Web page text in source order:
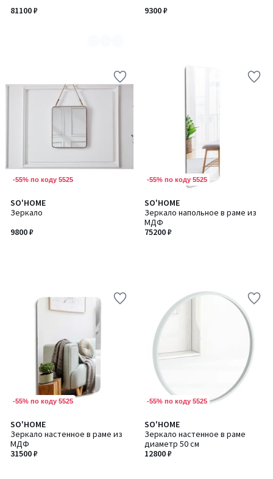
81100 ₽
3
9300 ₽
-55% по коду 5525
SO'HOME
Зеркало
9800 ₽
-55% по коду 5525
SO'HOME
Зеркало напольное в раме из
МДФ
75200 ₽
-55% по коду 5525
SO'HOME
Зеркало настенное в раме из
МДФ
31500 ₽
-55% по коду 5525
SO'HOME
Зеркало настенное в раме
диаметр 50 см
12800 ₽